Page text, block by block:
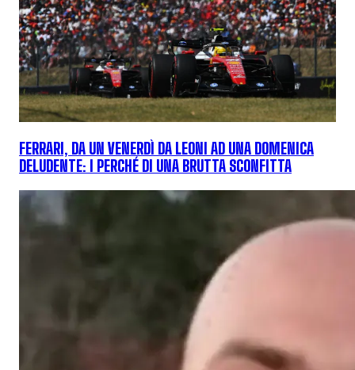
FERRARI, DA UN VENERDÌ DA LEONI AD UNA DOMENICA
DELUDENTE: I PERCHÉ DI UNA BRUTTA SCONFITTA